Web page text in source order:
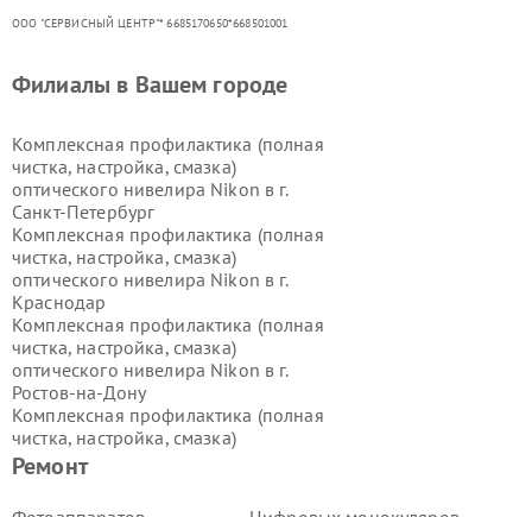
ООО "СЕРВИСНЫЙ ЦЕНТР"* 6685170650*668501001
Ремонт
Филиалы в Вашем городе
Комплексная профилактика (полная
чистка, настройка, смазка)
оптического нивелира Nikon в г.
Санкт-Петербург
Комплексная профилактика (полная
чистка, настройка, смазка)
оптического нивелира Nikon в г.
Краснодар
Комплексная профилактика (полная
чистка, настройка, смазка)
оптического нивелира Nikon в г.
Ростов-на-Дону
Комплексная профилактика (полная
чистка, настройка, смазка)
оптического нивелира Nikon в г.
Комплексная профилактика (полная